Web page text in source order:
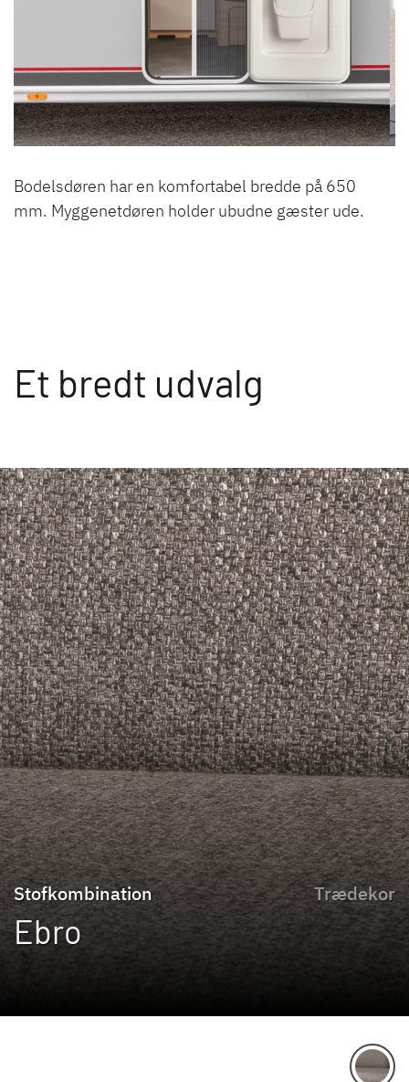
Bodelsdøren har en komfortabel bredde på 650
mm. Myggenetdøren holder ubudne gæster ude.
Et bredt udvalg
Ebro
Stofkombination Trædekor